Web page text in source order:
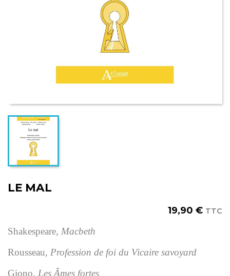
LE MAL
19,90 € TTC
Shakespeare, Macbeth
Rousseau, Profession de foi du Vicaire savoyard
Giono, Les Âmes fortes